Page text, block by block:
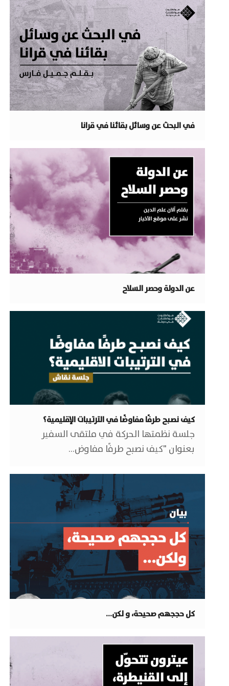
في البحث عن وسائل بقائنا في قرانا
عن الدولة وحصر السلاح
كيف نصبح طرفًا مفاوضًا في الترتيبات الإقليمية؟
جلسة نظمتها الحركة في ملتقى السفير
بعنوان "كيف نصبح طرفًا مفاوض…
كل حججهم صحيحة، و لكن…